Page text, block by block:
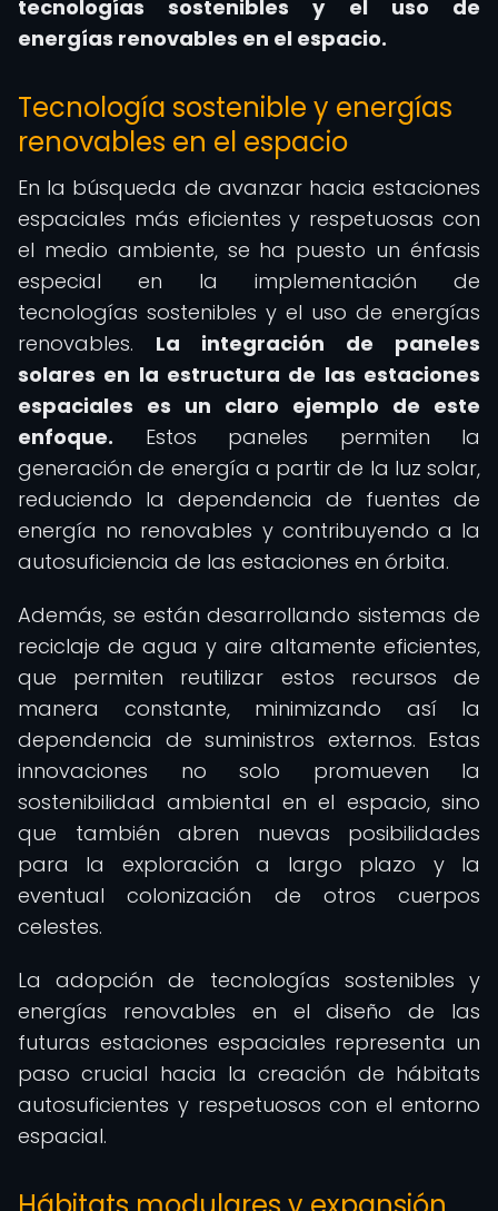
tecnologías sostenibles y el uso de
energías renovables en el espacio.
Tecnología sostenible y energías
renovables en el espacio
En la búsqueda de avanzar hacia estaciones
espaciales más eficientes y respetuosas con
el medio ambiente, se ha puesto un énfasis
especial en la implementación de
tecnologías sostenibles y el uso de energías
renovables. La integración de paneles
solares en la estructura de las estaciones
espaciales es un claro ejemplo de este
enfoque. Estos paneles permiten la
generación de energía a partir de la luz solar,
reduciendo la dependencia de fuentes de
energía no renovables y contribuyendo a la
autosuficiencia de las estaciones en órbita.
Además, se están desarrollando sistemas de
reciclaje de agua y aire altamente eficientes,
que permiten reutilizar estos recursos de
manera constante, minimizando así la
dependencia de suministros externos. Estas
innovaciones no solo promueven la
sostenibilidad ambiental en el espacio, sino
que también abren nuevas posibilidades
para la exploración a largo plazo y la
eventual colonización de otros cuerpos
celestes.
La adopción de tecnologías sostenibles y
energías renovables en el diseño de las
futuras estaciones espaciales representa un
paso crucial hacia la creación de hábitats
autosuficientes y respetuosos con el entorno
espacial.